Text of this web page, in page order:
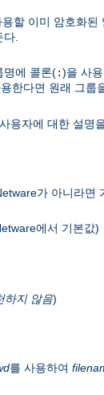
용할 이미 암호화
.
명에 콜론(:)을 사
한다면 원래 그룹
용자에 대한 설명
가 아니라면
에서 기본값)
하지 않음)
를 사용하여